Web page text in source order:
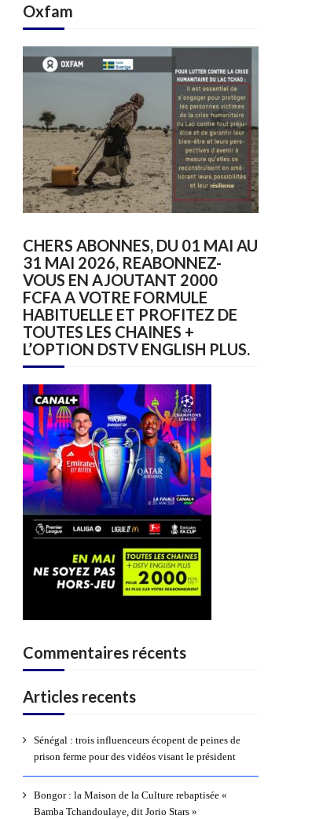
Oxfam
CHERS ABONNES, DU 01 MAI AU
31 MAI 2026, REABONNEZ-
VOUS EN AJOUTANT 2000
FCFA A VOTRE FORMULE
HABITUELLE ET PROFITEZ DE
TOUTES LES CHAINES +
L’OPTION DSTV ENGLISH PLUS.
Commentaires récents
Articles recents
Sénégal : trois influenceurs écopent de peines de
prison ferme pour des vidéos visant le président
Bongor : la Maison de la Culture rebaptisée «
Bamba Tchandoulaye, dit Jorio Stars »